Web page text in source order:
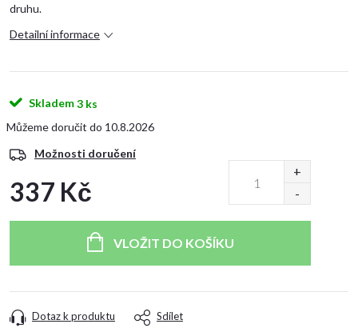
druhu.
Detailní informace
Skladem3 ks
10.8.2026
Možnosti doručení
337 Kč
VLOŽIT DO KOŠÍKU
Dotaz k produktu Sdílet